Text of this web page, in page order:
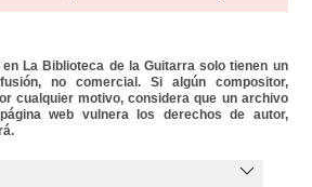
La Biblioteca de la Guitarra solo tienen un
no comercial. Si algún compositor,
cualquier motivo, considera que un archivo
web vulnera los derechos de autor,